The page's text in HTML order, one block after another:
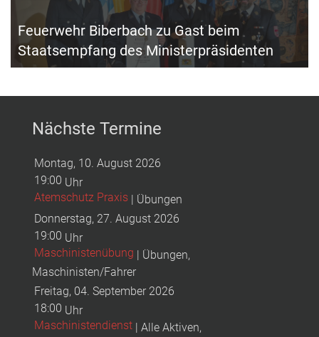
Feuerwehr Biberbach zu Gast beim
Staatsempfang des Ministerpräsidenten
Nächste Termine
Montag, 10. August 2026
19:00 Uhr
Atemschutz Praxis | Übungen
Donnerstag, 27. August 2026
19:00 Uhr
Maschinistenübung | Übungen,
Maschinisten/Fahrer
Freitag, 04. September 2026
18:00 Uhr
Maschinistendienst | Alle Aktiven,